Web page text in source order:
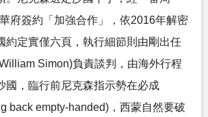
府簽約「加強合作」，依2016年解密
約定實僅六頁，執行細節則由剛出任
Simon)負責談判，由海外行程
國，臨行前尼克森指示勢在必成
back empty-handed)，西蒙自然要破